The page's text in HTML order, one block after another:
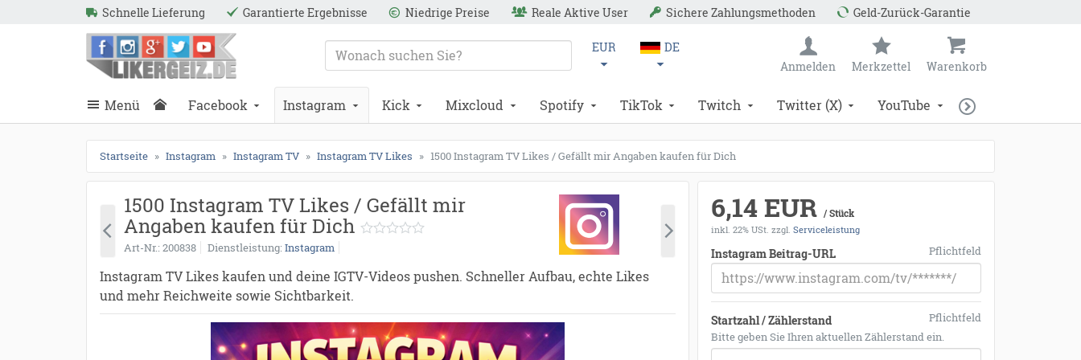
Schnelle Lieferung Garantierte Ergebnisse Niedrige Preise Reale Aktive User Sichere Zahlungsmethoden
Geld-Zurück-Garantie
schließen
Suche
EUR
DE
Anmelden
Merkzettel Warenkorb
Menü Facebook Instagram Kick Mixcloud Spotify TikTok Twitch Twitter (X) YouTube
Startseite Instagram Instagram TV Instagram TV Likes 1500 Instagram TV Likes / Gefällt mir Angaben kaufen für Dich
1500 Instagram TV Likes / Gefällt mir
Angaben kaufen für Dich
Art-Nr. 200838 Dienstleistung Instagram
Instagram TV Likes kaufen und deine IGTV-Videos pushen. Schneller Aufbau, echte Likes
und mehr Reichweite sowie Sichtbarkeit.
6,14 EUR / Stück
inkl. 22% USt. zzgl. Serviceleistung
Instagram Beitrag-URL Pflichtfeld
Startzahl / Zählerstand
Pflichtfeld
Bitte geben Sie Ihren aktuellen Zählerstand ein.